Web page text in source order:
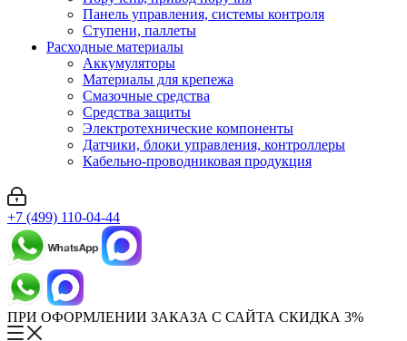
Панель управления, системы контроля
Ступени, паллеты
Расходные материалы
Аккумуляторы
Материалы для крепежа
Смазочные средства
Средства защиты
Электротехнические компоненты
Датчики, блоки управления, контроллеры
Кабельно-проводниковая продукция
+7 (499) 110-04-44
ПРИ ОФОРМЛЕНИИ ЗАКАЗА С САЙТА СКИДКА 3%